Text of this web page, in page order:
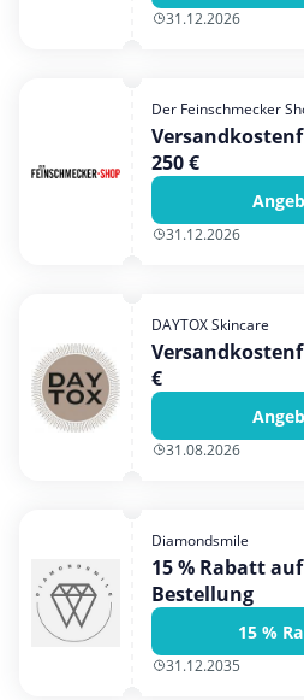
31.12.2026
Der Feinschmecker
250 €
31.12.2026
DAYTOX Skincare
€
31.08.2026
Diamondsmile
15 % Rabatt
Bestellung
15 %
31.12.2035